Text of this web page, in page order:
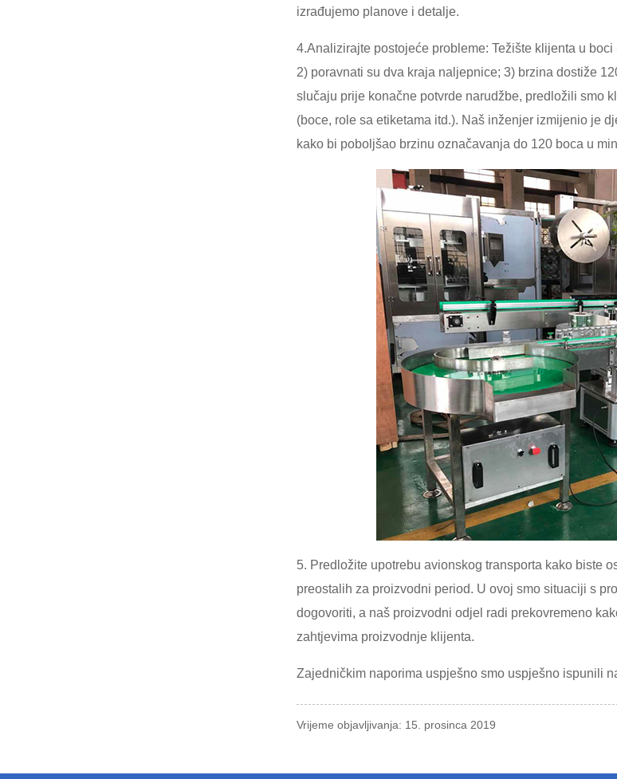
izrađujemo planove i detalje.
4.Analizirajte postojeće probleme: Težište klijenta u
2) poravnati su dva kraja naljepnice; 3) brzina dostiže
slučaju prije konačne potvrde narudžbe, predložili smo
(boce, role sa etiketama itd.). Naš inženjer izmijenio je
kako bi poboljšao brzinu označavanja do 120 boca u
5. Predložite upotrebu avionskog transporta kako biste
preostalih za proizvodni period. U ovoj smo situaciji s
dogovoriti, a naš proizvodni odjel radi prekovremeno
zahtjevima proizvodnje klijenta.
Zajedničkim naporima uspješno smo uspješno ispunili
Vrijeme objavljivanja: 15. prosinca 2019